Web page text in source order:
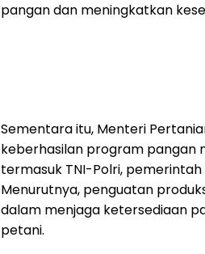
pangan dan meningkatkan
Sementara itu, Menteri
keberhasilan program pangan
termasuk TNI-Polri,
Menurutnya, penguatan
dalam menjaga ketersediaan
petani.